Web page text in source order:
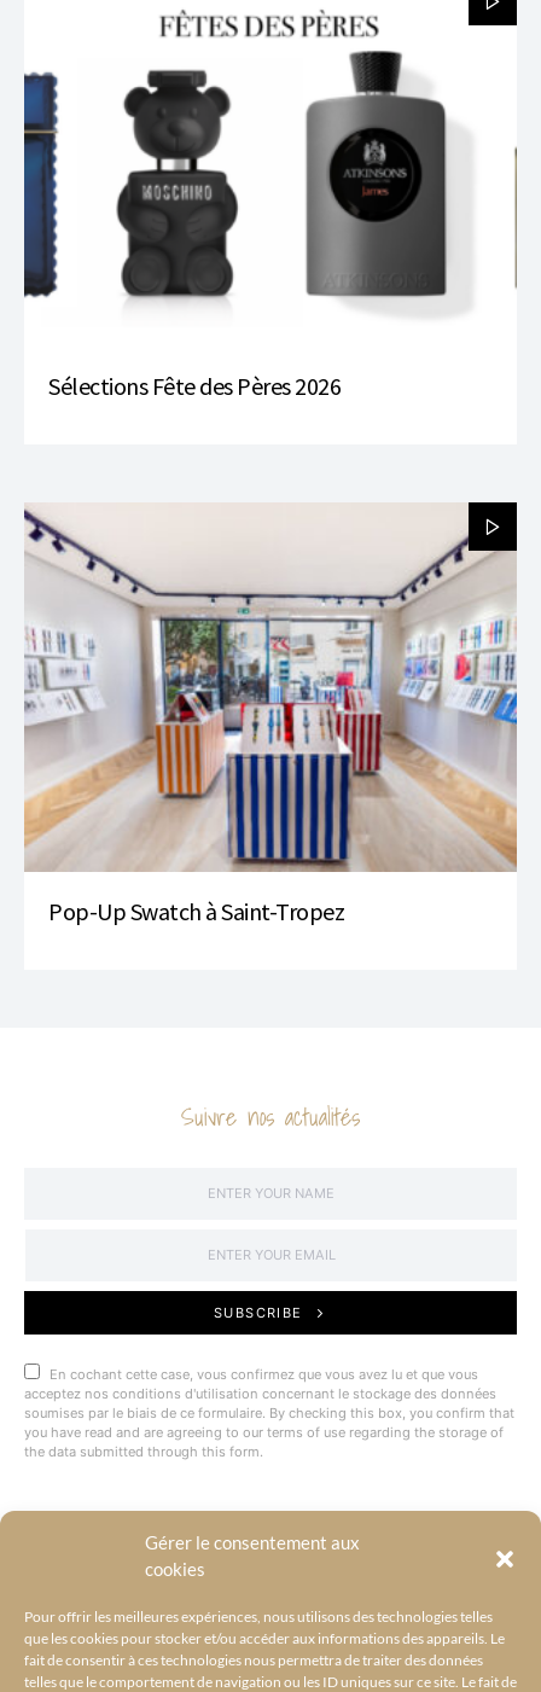
Gérer le consentement aux
cookies
Pour offrir les meilleures expériences, nous utilisons des technologies telles
que les cookies pour stocker et/ou accéder aux informations des appareils. Le
fait de consentir à ces technologies nous permettra de traiter des données
telles que le comportement de navigation ou les ID uniques sur ce site. Le fait de
Sélections Fête des Pères 2026
Pop-Up Swatch à Saint-Tropez
Suivre nos actualités
SUBSCRIBE
En cochant cette case, vous confirmez que vous avez lu et que vous
acceptez nos conditions d'utilisation concernant le stockage des données
soumises par le biais de ce formulaire. By checking this box, you confirm that
you have read and are agreeing to our terms of use regarding the storage of
the data submitted through this form.
@BYRACKEL